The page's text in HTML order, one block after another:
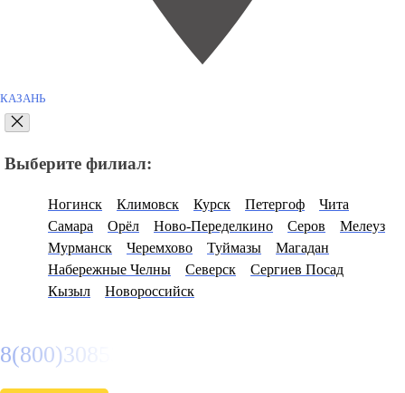
КАЗАНЬ
Выберите филиал:
Ногинск Климовск Курск Петергоф
Чита
Самара
Орёл Ново-Переделкино Серов
Мелеуз
Мурманск
Черемхово Туймазы
Магадан
Набережные Челны
Северск
Сергиев Посад
Кызыл
Новороссийск
8(800)3085303